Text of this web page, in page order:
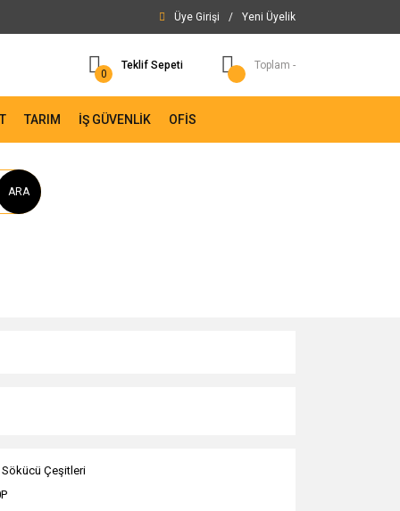
Üye Girişi / Yeni Üyelik
0
Teklif Sepeti Toplam -
TARIM İŞ GÜVENLİK OFİS
ARA
Sökücü Çeşitleri